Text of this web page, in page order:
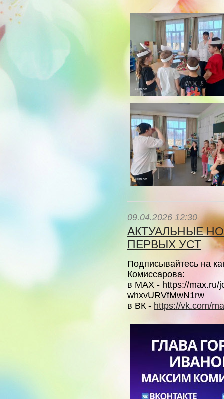
09.04.2026 12:30
АКТУАЛЬНЫЕ
ПЕРВЫХ УСТ
Подписывайтесь на
Комиссарова:
в МАХ - https://max.ru/
whxvURVfMwN1rw
в ВК - https://vk.com/